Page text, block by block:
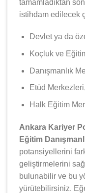
tamamladıktan
istihdam edilecek
Devlet ya da
Koçluk ve
Danışmanlık
Etüd Merkezleri,
Halk Eğitim
Ankara Kariyer
Eğitim
potansiyellerini
geliştirmelerini
bulunabilir ve bu
yürütebilirsiniz.